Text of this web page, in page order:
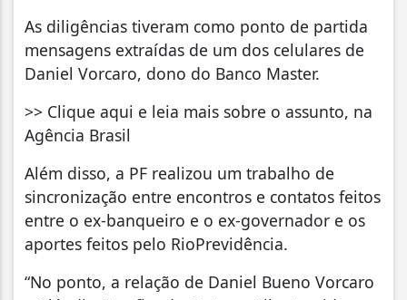
As diligências tiveram como ponto de partida
mensagens extraídas de um dos celulares de
Daniel Vorcaro, dono do Banco Master.
>> Clique aqui e leia mais sobre o assunto, na
Agência Brasil
Além disso, a PF realizou um trabalho de
sincronização entre encontros e contatos feitos
entre o ex-banqueiro e o ex-governador e os
aportes feitos pelo RioPrevidência.
“No ponto, a relação de Daniel Bueno Vorcaro